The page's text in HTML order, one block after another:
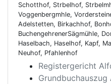
Schotthof, Strbelhof,
Voggenbergmhle,
Adelstetten, Birkachhof,
BuchengehrenerSägmühle,
Haselbach, Haselhof, Kapf,
Neuhof, Pfahlenhof
Registergericht